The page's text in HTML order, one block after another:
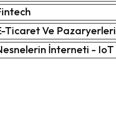
Ticaret Ve Pazaryerleri
İnterneti - IoT